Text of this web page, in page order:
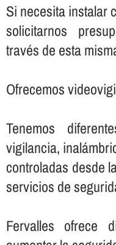
Si necesita instalar
solicitarnos
través de esta
Ofrecemos
Tenemos
vigilancia,
controladas desde
servicios de
Fervalles ofrece